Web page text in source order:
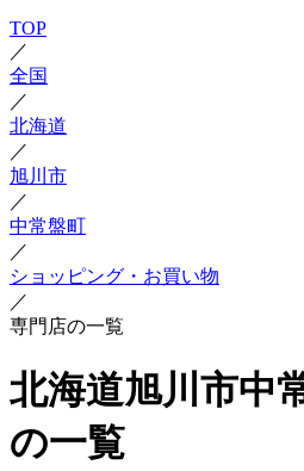
TOP
／
全国
／
北海道
／
旭川市
／
中常盤町
／
ショッピング・お買い物
／
専門店の一覧
北海道旭川市中
の一覧